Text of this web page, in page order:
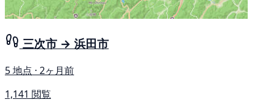
三次市 → 浜田市
5 地点 · 2ヶ月前
1,141 閲覧